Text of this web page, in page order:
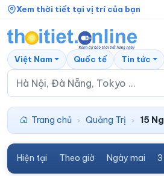
Xem thời tiết tại vị trí của bạn
Việt Nam Quốc tế Tin tức
Trang chủ › Quảng Trị › 15
Hiện tại Theo giờ Ngày mai